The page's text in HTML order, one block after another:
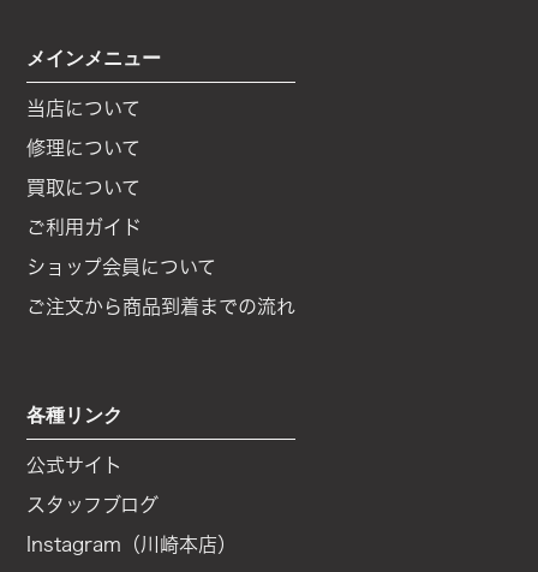
メインメニュー
当店について
修理について
買取について
ご利用ガイド
ショップ会員について
ご注文から商品到着までの流れ
各種リンク
公式サイト
スタッフブログ
Instagram（川崎本店）